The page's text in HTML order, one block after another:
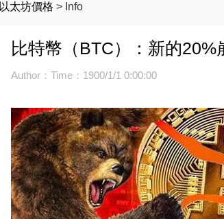
以太坊價格 > Info
比特幣（BTC）：新的
Author：Time：1900/1/1 0:00:00